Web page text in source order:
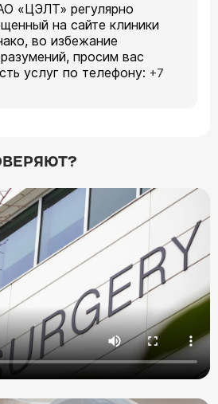
«ЦЭЛТ» регулярно
на сайте клиники
во избежание
просим вас
услуг по телефону: +7